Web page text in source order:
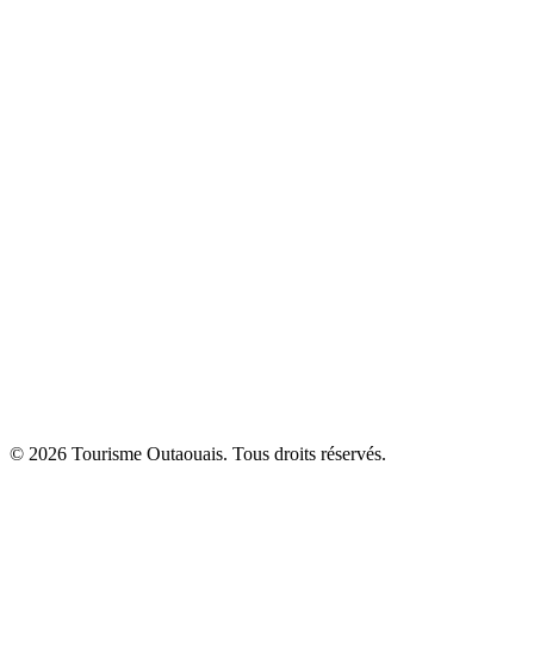
© 2026 Tourisme Outaouais. Tous droits réservés.